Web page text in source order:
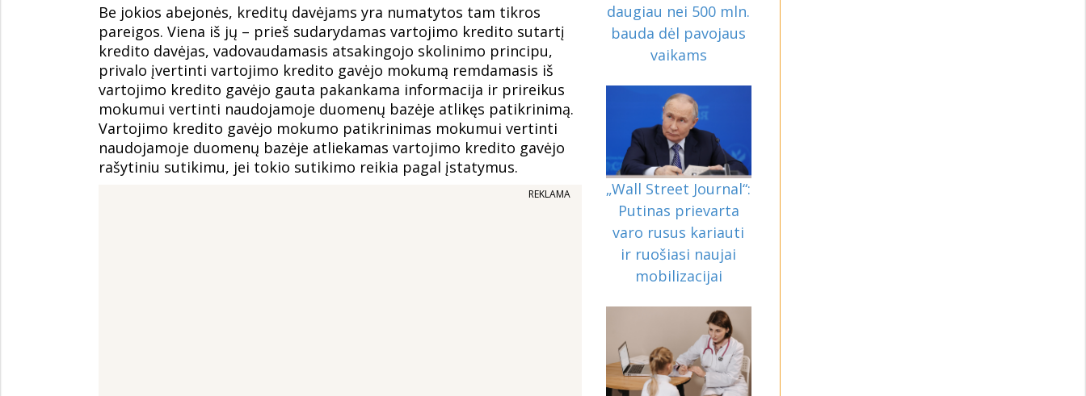
Be jokios abejonės, kreditų davėjams yra numatytos tam tikros
pareigos. Viena iš jų – prieš sudarydamas vartojimo kredito sutartį
kredito davėjas, vadovaudamasis atsakingojo skolinimo principu,
privalo įvertinti vartojimo kredito gavėjo mokumą remdamasis iš
vartojimo kredito gavėjo gauta pakankama informacija ir prireikus
mokumui vertinti naudojamoje duomenų bazėje atlikęs patikrinimą.
Vartojimo kredito gavėjo mokumo patikrinimas mokumui vertinti
naudojamoje duomenų bazėje atliekamas vartojimo kredito gavėjo
rašytiniu sutikimu, jei tokio sutikimo reikia pagal įstatymus.
REKLAMA
daugiau nei 500 mln.
bauda dėl pavojaus
vaikams
„Wall Street Journal“:
Putinas prievarta
varo rusus kariauti
ir ruošiasi naujai
mobilizacijai